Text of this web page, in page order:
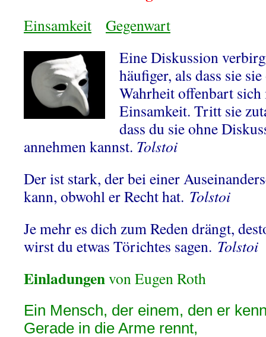
Einsamkeit
Gegenwart
Eine Diskussion
häufiger, als dass sie
Wahrheit offenbart
Einsamkeit. Tritt sie
dass du sie ohne
annehmen kannst. Tolstoi
Der ist stark, der bei einer
kann, obwohl er Recht hat. Tolstoi
Je mehr es dich zum Reden drängt,
wirst du etwas Törichtes sagen. Tolstoi
Einladungenvon Eugen Roth
Ein Mensch, der einem, den er
Gerade in die Arme rennt,